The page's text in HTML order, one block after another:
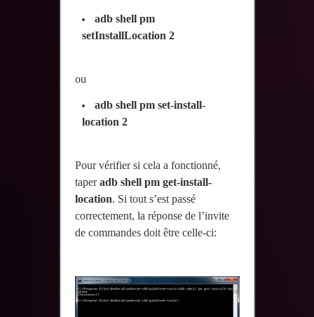
adb shell pm
setInstallLocation 2
ou
adb shell pm set-install-
location 2
Pour vérifier si cela a fonctionné,
taperadb shell pm get-install-
location. Si tout s’est passé
correctement, la réponse de l’invite
de commandes doit être celle-ci: